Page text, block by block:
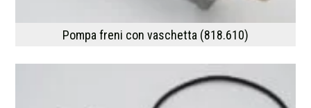
Pompa freni con vaschetta (818.610)